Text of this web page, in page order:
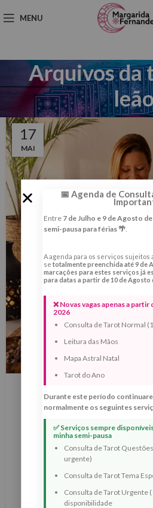
MENU
Arquivos da
17
MAI
Lua Crescente de 21
Leão — Ritual de
Abertura de
Consciente em
Lua Crescente de 21 de Maio de
Expansão Energética, Abertura
📅 Agenda de
Entre 7 de Julho e 9 de Agosto
semi-pausa para férias 🌴.
A agenda para os serviços sujeitos
se totalmente preenchida até 9 de
marcações para estes serviços já
para datas a partir de 10 de Agosto
❌ Novas vagas apenas a
2026
Consulta de Tarot Normal
Leitura das Mãos
Mapa Astral Natal
Tarot do Ano
Durante este período
normalmente os seguintes
✅ Serviços sempre
minha semi-pausa
Consulta de Tarot
urgente)
Consulta de Tarot Tema
Consulta de Tarot Urgente
disponibilidade